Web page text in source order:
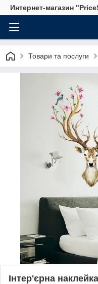
Интернет-магазин
Товари та послуги
Інтер'єрна